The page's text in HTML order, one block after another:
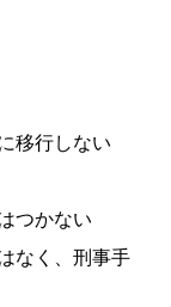
移行しない
つかない
なく、刑事手